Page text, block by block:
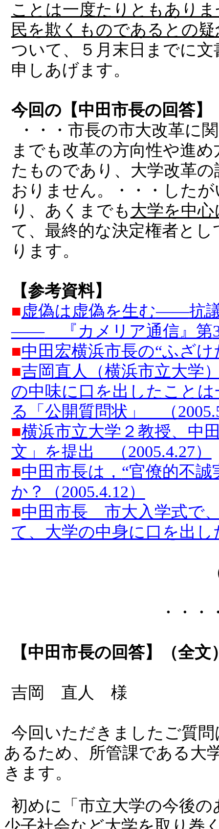
ことは一度たりともあり
民を欺くものであるとの
ついて、５月末日までに
申しあげます。
今回の【中田市長の回答】
・・・市長の市大改革に
までも改革の方向性や進
たものであり、大学改革
おりません。・・・した
り、あくまでも 大学を中
て、最終的な決定権者と
ります。
【参考資料】
■虚偽は虚偽を生む――抗
――『カメリア通信』第
■中田宏横浜市長の“ふざけ
■吉岡直人（横浜市立大学
の中味に口を出したこと
る「公開質問状」 （
■横浜市立大学２教授、中
文」を提出 （2005.4.27）
■中田市長は， “官僚的不誠
か？（2005.4.12）
■中田市長 市大入学式で
て、大学の中身に口を出
・・・
【中田市長の回答】（全文
吉岡 直人 様
今回いただきましたご質
あるため、所管課である大
きます。
初めに「市立大学の今後